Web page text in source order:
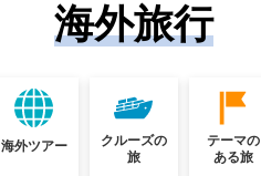
海外旅行
海外ツアー
クルーズの
旅
テーマの
ある旅